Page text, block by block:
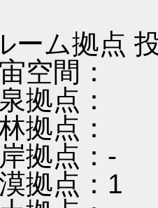
ーム拠点
間：
点：
点：
点：-
点：1